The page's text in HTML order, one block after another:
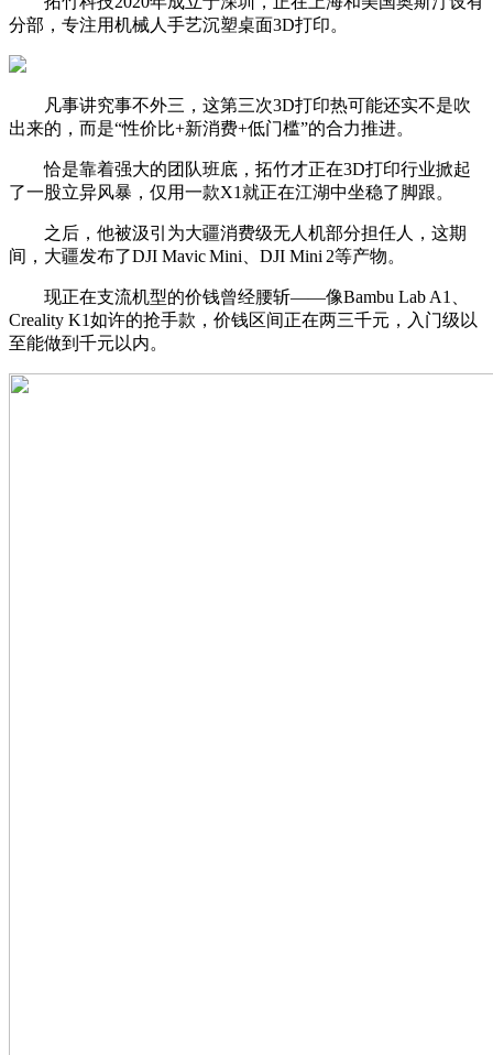
分部，专注用机械人手艺沉塑桌面3D打印。
凡事讲究事不外三，这第三次3D打印热可能还实不是吹
出来的，而是“性价比+新消费+低门槛”的合力推进。
恰是靠着强大的团队班底，拓竹才正在3D打印行业掀起
了一股立异风暴，仅用一款X1就正在江湖中坐稳了脚跟。
之后，他被汲引为大疆消费级无人机部分担任人，这期
间，大疆发布了DJI Mavic Mini、DJI Mini 2等产物。
现正在支流机型的价钱曾经腰斩——像Bambu Lab A1、
Creality K1如许的抢手款，价钱区间正在两三千元，入门级以
至能做到千元以内。